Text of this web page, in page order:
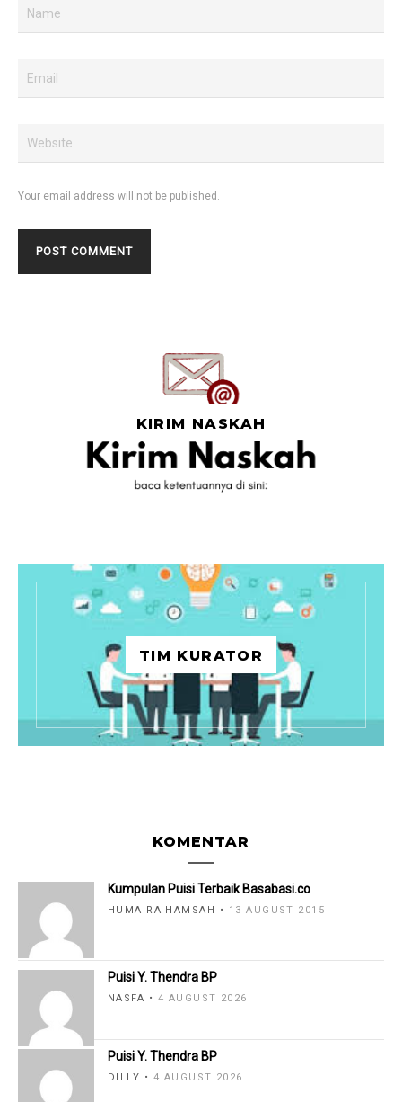
Your email address will not be published.
KIRIM NASKAH
TIM KURATOR
KOMENTAR
Kumpulan Puisi Terbaik Basabasi.co
HUMAIRA HAMSAH 13 AUGUST 2015
Puisi Y. Thendra BP
NASFA 4 AUGUST 2026
Puisi Y. Thendra BP
DILLY 4 AUGUST 2026